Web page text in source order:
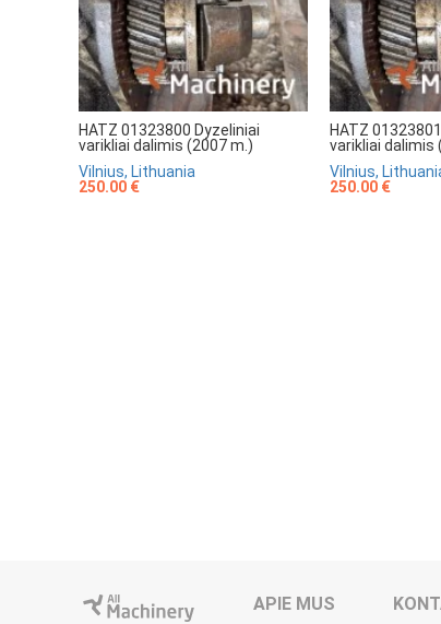
HATZ 01323800 Dyzeliniai
varikliai dalimis (2007 m.)
Vilnius, Lithuania
250.00 €
HATZ
varikliai dalimis
Vilnius,
250.00 €
APIE MUS